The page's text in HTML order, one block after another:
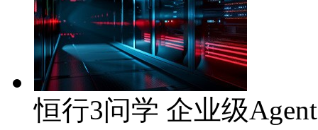
恒行3问学 企业级